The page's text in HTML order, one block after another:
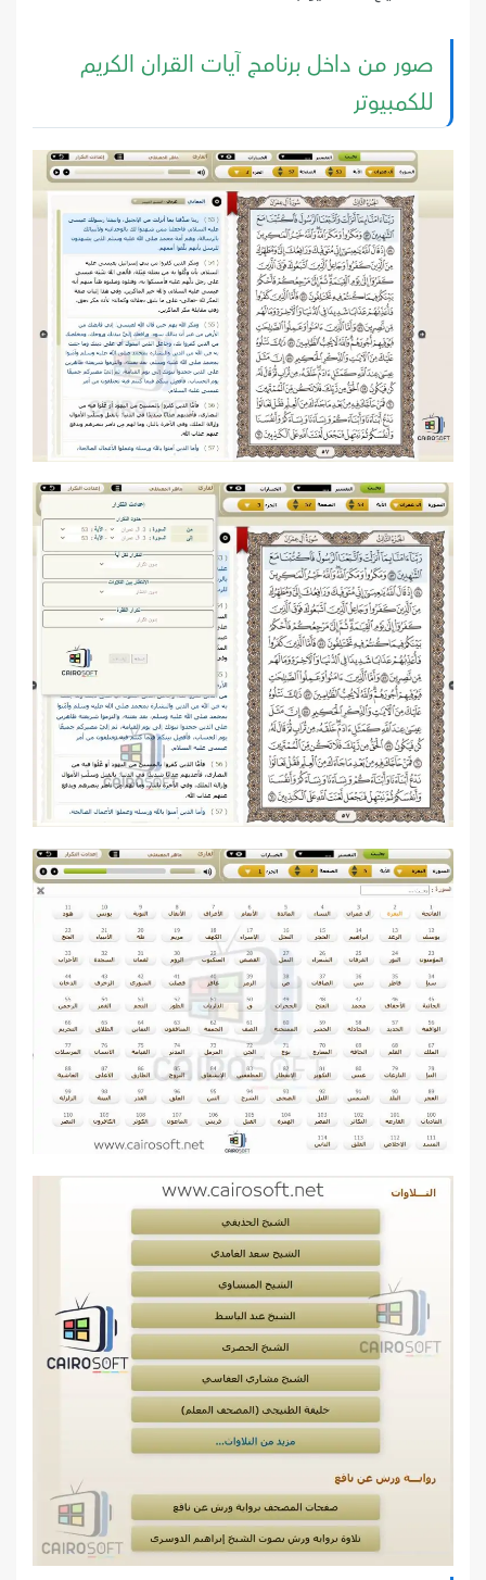
صور من داخل برنامج آيات القران الكريم
للكمبيوتر